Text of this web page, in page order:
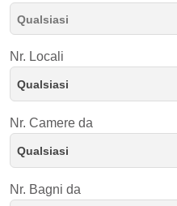
Nr. Locali
Qualsiasi
Nr. Camere da
Qualsiasi
Nr. Bagni da